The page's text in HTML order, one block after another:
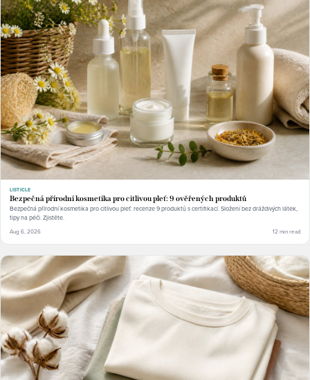
LISTICLE
Bezpečná přírodní kosmetika pro citlivou pleť: 9 ověřených produktů
Bezpečná přírodní kosmetika pro citlivou pleť: recenze 9 produktů s certifikací. Složení bez dráždivých látek,
tipy na péči. Zjistěte.
Aug 6, 2026 12 min read